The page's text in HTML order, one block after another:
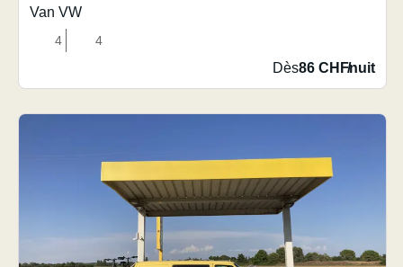
Van VW
4 4
Dès86 CHF/nuit